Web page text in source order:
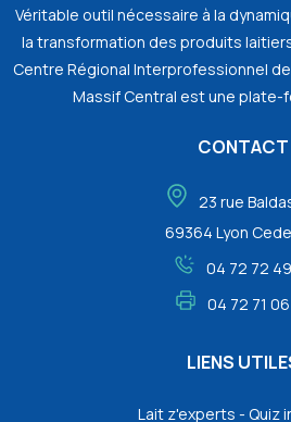
Véritable outil nécessaire à la
la transformation des produits laitiers
Centre Régional Interprofessionnel
Massif Central est une plate-
CONTACT
23 rue
69364 Lyon
04 72 72
04 72 71
LIENS
Lait z'experts - Quiz